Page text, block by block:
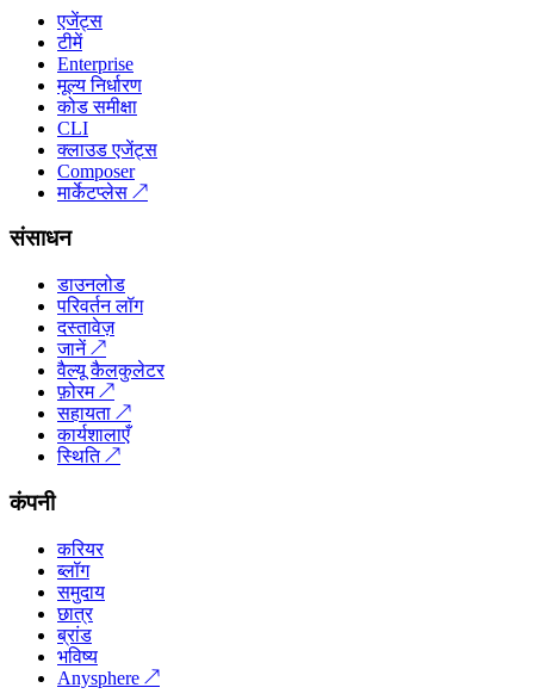
एजेंट्स
टीमें
Enterprise
मूल्य निर्धारण
कोड समीक्षा
CLI
क्लाउड एजेंट्स
Composer
मार्केटप्लेस ↗
संसाधन
डाउनलोड
परिवर्तन लॉग
दस्तावेज़
जानें↗
वैल्यू कैलकुलेटर
फ़ोरम↗
सहायता ↗
कार्यशालाएँ
स्थिति↗
कंपनी
करियर
ब्लॉग
समुदाय
छात्र
ब्रांड
भविष्य
Anysphere ↗